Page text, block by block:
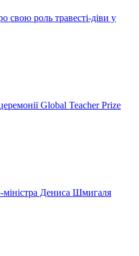
свою роль травесті-діви у
Global Teacher Prize
міністра Дениса Шмигаля